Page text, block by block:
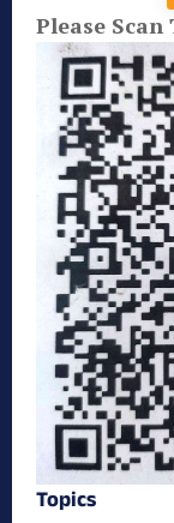
Please
Topics